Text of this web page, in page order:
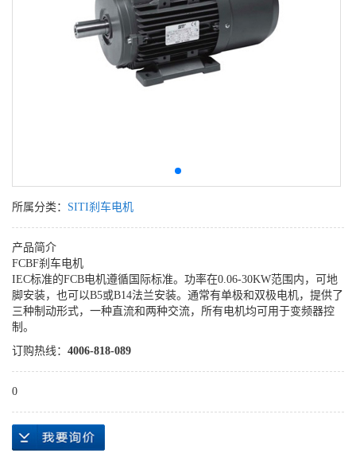
所属分类： SITI刹车电机
产品简介
FCBF刹车电机
IEC标准的FCB电机遵循国际标准。功率在0.06-30KW范围内，可地
脚安装，也可以B5或B14法兰安装。通常有单极和双极电机，提供了
三种制动形式，一种直流和两种交流，所有电机均可用于变频器控
制。
订购热线： 4006-818-089
0